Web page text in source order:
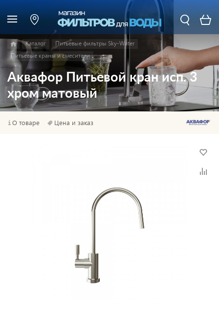
Каталог
Питьевые фильтры Sky-Water
Питьевые краны и смесители
Аквафор Питьевой кран исп. 3
хром матовый
О товаре Цена и заказ